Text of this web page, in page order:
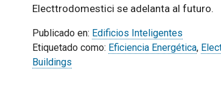
Electtrodomestici se adelanta al futuro.
Publicado en: Edificios Inteligentes
Etiquetado como: Eficiencia Energética,
Buildings